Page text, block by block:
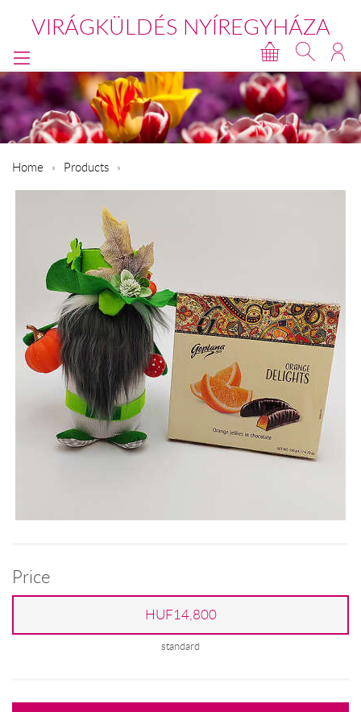
VIRÁGKÜLDÉS NYÍREGYHÁZA
Home Products
Price
HUF14,800
standard